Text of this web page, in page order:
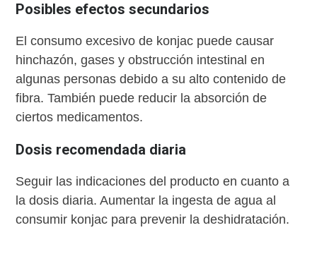
Posibles efectos secundarios
El consumo excesivo de konjac puede causar
hinchazón, gases y obstrucción intestinal en
algunas personas debido a su alto contenido de
fibra. También puede reducir la absorción de
ciertos medicamentos.
Dosis recomendada diaria
Seguir las indicaciones del producto en cuanto a
la dosis diaria. Aumentar la ingesta de agua al
consumir konjac para prevenir la deshidratación.